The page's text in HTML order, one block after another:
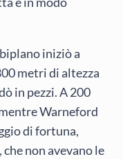
iniziò a
metri di altezza
in pezzi. A 200
Warneford
di fortuna,
che non avevano le